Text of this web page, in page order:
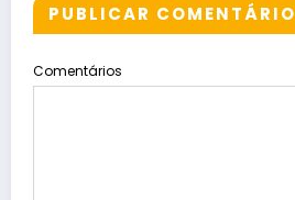
PUBLICAR COMENTÁRIO
Comentários